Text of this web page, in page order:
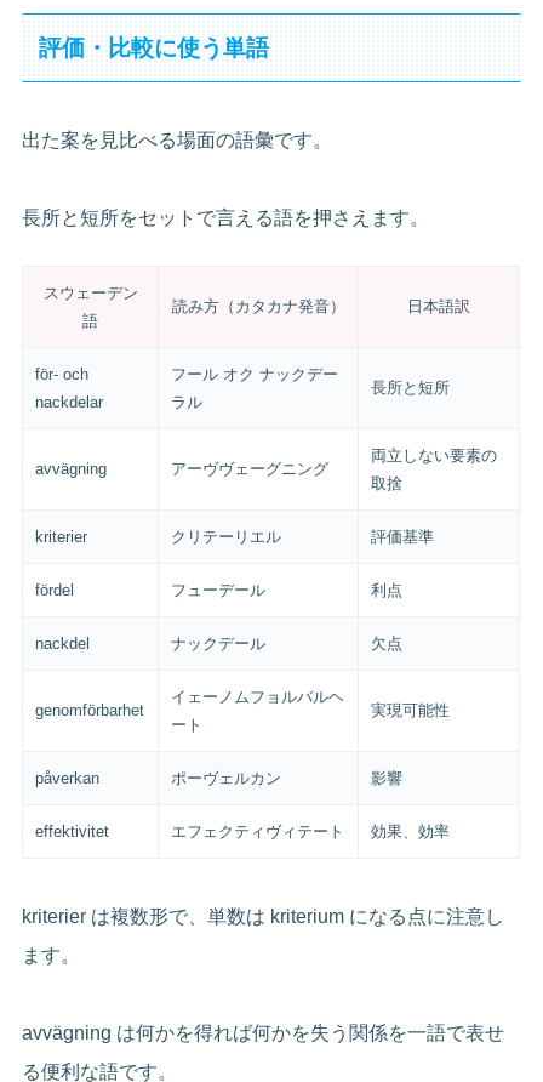
評価・比較に使う単語
出た案を見比べる場面の語彙です。
長所と短所をセットで言える語を押さえます。
スウェーデン
語
読み方（カタカナ発音） 日本語訳
för- och
nackdelar
フール オク ナックデー
ラル
長所と短所
avvägning アーヴヴェーグニング
両立しない要素の
取捨
kriterier クリテーリエル 評価基準
fördel フューデール 利点
nackdel ナックデール 欠点
genomförbarhet
イェーノムフョルバルヘ
ート
実現可能性
påverkan ポーヴェルカン 影響
effektivitet エフェクティヴィテート 効果、効率
kriterier は複数形で、単数は kriterium になる点に注意し
ます。
avvägning は何かを得れば何かを失う関係を一語で表せ
る便利な語です。